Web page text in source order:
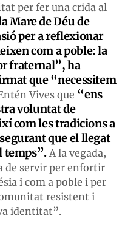
per fer una crida al
Mare de Déu de
per a reflexionar
com a poble: la
fraternal”, ha
que “necessitem
Vives que “ens
voluntat de
com les tradicions a
que el llegat
temps”. A la vegada,
de servir per enfortir
i com a poble i per
resistent i
identitat”.